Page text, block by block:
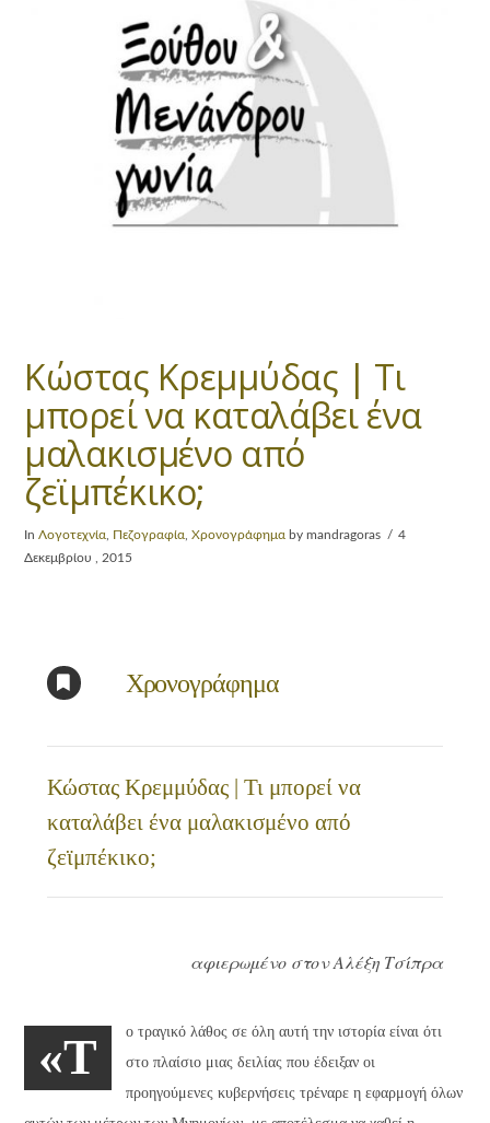
Κώστας Κρεμμύδας | Τι
μπορεί να καταλάβει ένα
μαλακισμένο από
ζεϊμπέκικο;
InΛογοτεχνία Πεζογραφία ,Χρονογράφημα by mandragoras
4
Δεκεμβρίου , 2015
Χρονογράφημα
Κώστας Κρεμμύδας | Τι μπορεί να
καταλάβει ένα μαλακισμένο από
ζεϊμπέκικο;
αφιερωμένο στον Αλέξη Τσίπρα
«Τ
ο τραγικό λάθος σε όλη αυτή την ιστορία είναι ότι
στο πλαίσιο μιας δειλίας που έδειξαν οι
προηγούμενες κυβερνήσεις τρέναρε η εφαρμογή όλων